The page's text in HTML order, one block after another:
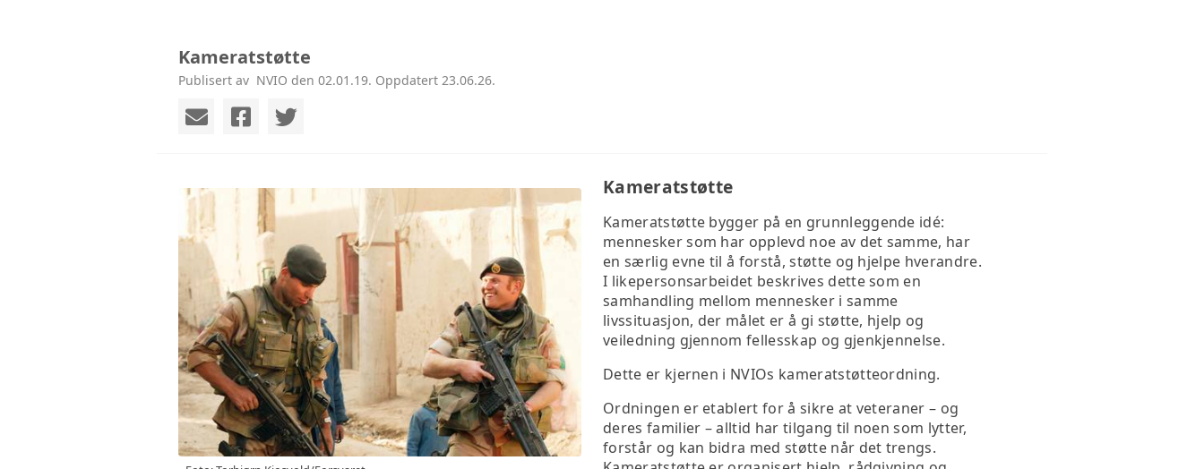
KONTAKT
Kameratstøtte
Publisert av ‎ NVIO den 02.01.19. Oppdatert 23.06.26.
Kameratstøtte
Kameratstøtte bygger på en grunnleggende idé:
mennesker som har opplevd noe av det samme, har
en særlig evne til å forstå, støtte og hjelpe hverandre.
I likepersonsarbeidet beskrives dette som en
samhandling mellom mennesker i samme
livssituasjon, der målet er å gi støtte, hjelp og
veiledning gjennom fellesskap og gjenkjennelse.
Dette er kjernen i NVIOs kameratstøtteordning.
Ordningen er etablert for å sikre at veteraner – og
deres familier – alltid har tilgang til noen som lytter,
forstår og kan bidra med støtte når det trengs.